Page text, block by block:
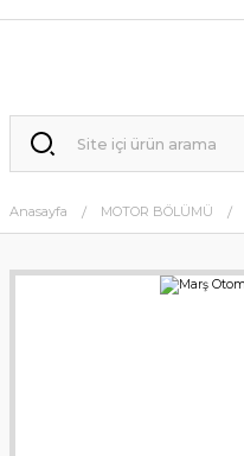
Anasayfa MOTOR BÖLÜMÜ